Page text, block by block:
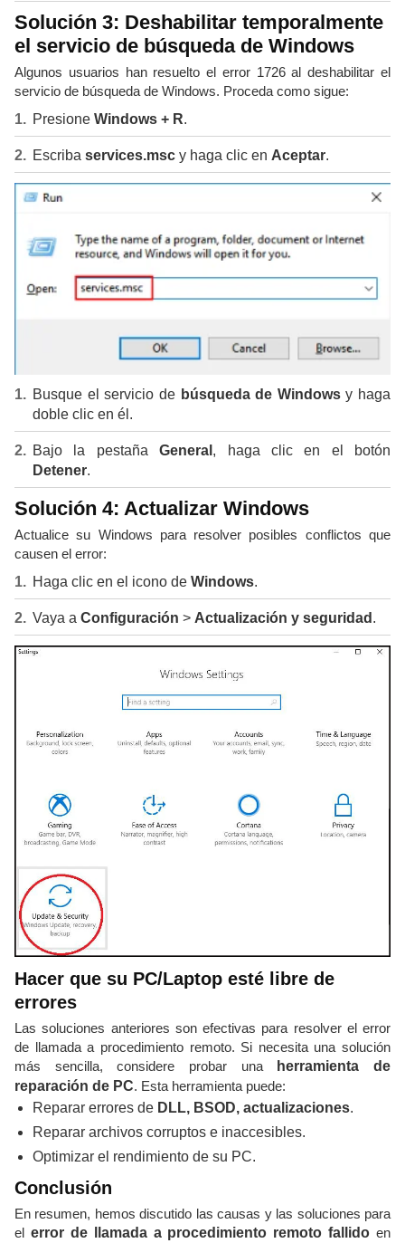
Solución 3: Deshabilitar temporalmente
el servicio de búsqueda de Windows
Algunos usuarios han resuelto el error 1726 al deshabilitar el
servicio de búsqueda de Windows. Proceda como sigue:
Presione Windows + R.
Escriba services.msc y haga clic en Aceptar.
Busque el servicio de búsqueda de Windowsy haga
doble clic en él.
Bajo la pestañaGeneral , haga clic en el botón
Detener.
Solución 4: Actualizar Windows
Actualice su Windows para resolver posibles conflictos que
causen el error:
Haga clic en el icono de Windows.
Vaya a Configuración > Actualización y seguridad .
Hacer que su PC/Laptop esté libre de
errores
Las soluciones anteriores son efectivas para resolver el error
de llamada a procedimiento remoto. Si necesita una solución
más sencilla, considere probar una
herramienta de
reparación de PC. Esta herramienta puede:
Reparar errores de DLL, BSOD, actualizaciones.
Reparar archivos corruptos e inaccesibles.
Optimizar el rendimiento de su PC.
Conclusión
En resumen, hemos discutido las causas y las soluciones para
el error de llamada a procedimiento remoto fallido en